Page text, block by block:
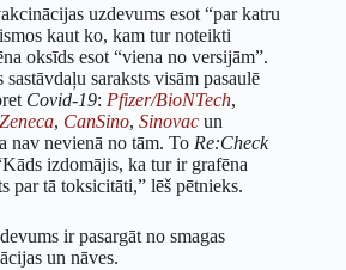
uzdevums esot “par katru
kaut ko, kam tur noteikti
oksīds esot “viena no versijām”.
saraksts visām pasaulē
Covid-19: Pfizer/BioNTech,
, CanSino, Sinovac un
nav nevienā no tām. To Re:Check
izdomājis, ka tur ir grafēna
par tā toksicitāti,” lēš pētnieks.
ir pasargāt no smagas
un nāves.